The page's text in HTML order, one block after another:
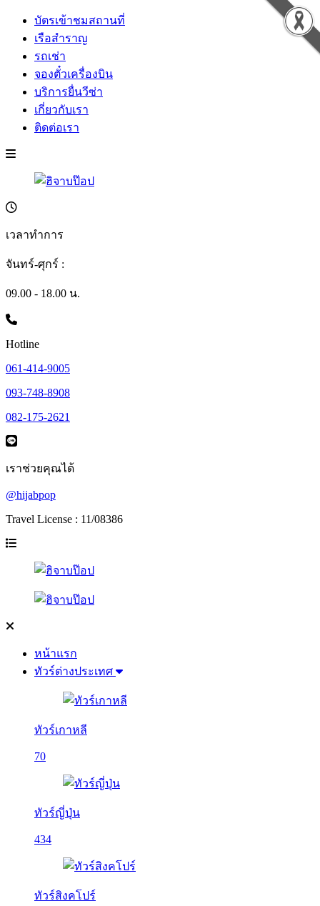
บัตรเข้าชมสถานที่
เรือสำราญ
รถเช่า
จองตั๋วเครื่องบิน
บริการยื่นวีซ่า
เกี่ยวกับเรา
ติดต่อเรา
เวลาทำการ
จันทร์-ศุกร์ :
09.00 - 18.00 น.
Hotline
061-414-9005
093-748-8908
082-175-2621
เราช่วยคุณได้
@hijabpop
Travel License : 11/08386
หน้าแรก
ทัวร์ต่างประเทศ
ทัวร์เกาหลี
70
ทัวร์ญี่ปุ่น
434
ทัวร์สิงคโปร์